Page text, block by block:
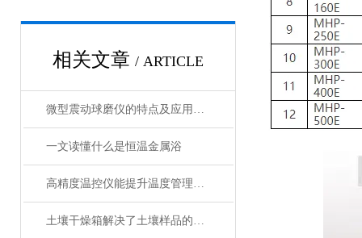
相关文章 / ARTICLE
微型震动球磨仪的特点及应用领域说明
一文读懂什么是恒温金属浴
高精度温控仪能提升温度管理的精准性和效率
土壤干燥箱解决了土壤样品的制备工作效率底的问题